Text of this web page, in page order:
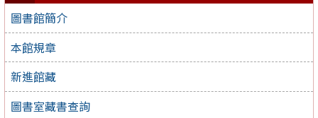
圖書館簡介
本館規章
新進館藏
圖書室藏書查詢